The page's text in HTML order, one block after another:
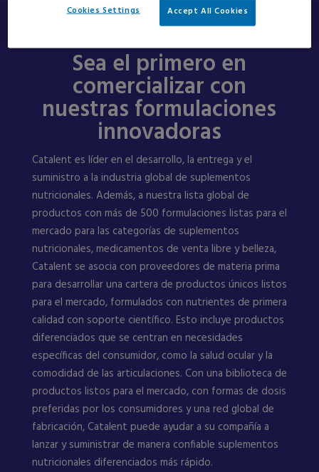
Sea el primero en
comercializar con
nuestras formulaciones
innovadoras
Catalent es líder en el desarrollo, la entrega y el
suministro a la industria global de suplementos
nutricionales. Además, a nuestra lista global de
productos con más de 500 formulaciones listas para el
mercado para las categorías de suplementos
nutricionales, medicamentos de venta libre y belleza,
Catalent se asocia con proveedores de materia prima
para desarrollar una cartera de productos únicos listos
para el mercado, formulados con nutrientes de primera
calidad con soporte científico. Esto incluye productos
diferenciados que se centran en necesidades
específicas del consumidor, como la salud ocular y la
comodidad de las articulaciones. Con una biblioteca de
productos listos para el mercado, con formas de dosis
preferidas por los consumidores y una red global de
fabricación, Catalent puede ayudar a su compañía a
lanzar y suministrar de manera confiable suplementos
nutricionales diferenciados más rápido.
Cookies Settings Accept All Cookies